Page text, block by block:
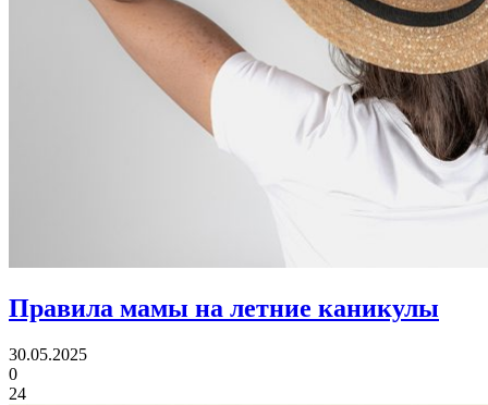
Правила мамы на летние каникулы
30.05.2025
0
24